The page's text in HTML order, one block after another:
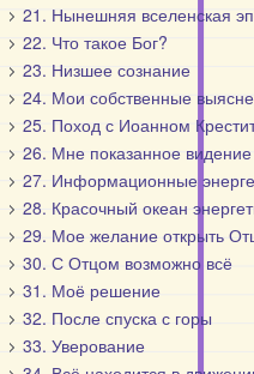
21. Нынешняя вселенская
22. Что такое Бог?
23. Низшее сознание
24. Мои собственные
25. Поход с Иоанном
26. Мне показанное
27. Информационные
28. Красочный океан
29. Мое желание открыть
30. С Отцом возможно всё
31. Моё решение
32. После спуска с горы
33. Уверование